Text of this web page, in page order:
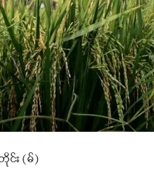
င်း (မ်)